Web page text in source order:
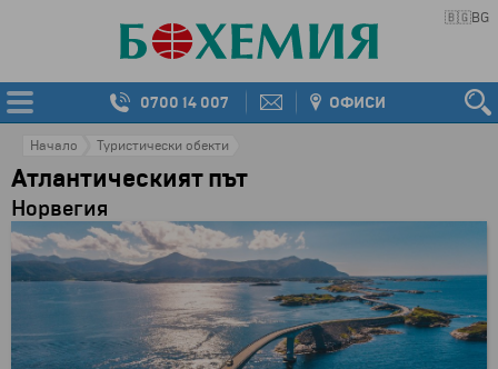
🇧🇬BG
0700 14 007 ОФИСИ
Начало Туристически обекти
Атлантическият път
Норвегия